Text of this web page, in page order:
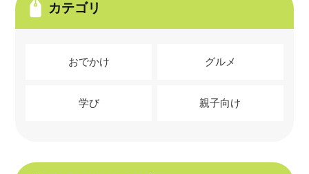
カテゴリ
おでかけ グルメ
学び 親子向け